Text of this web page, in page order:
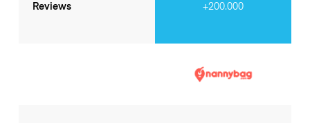
Reviews +200.000